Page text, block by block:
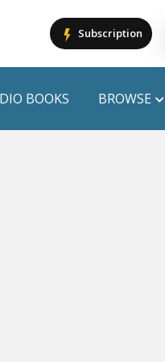
Subscription
Cart is empty
BOOKS BROWSE